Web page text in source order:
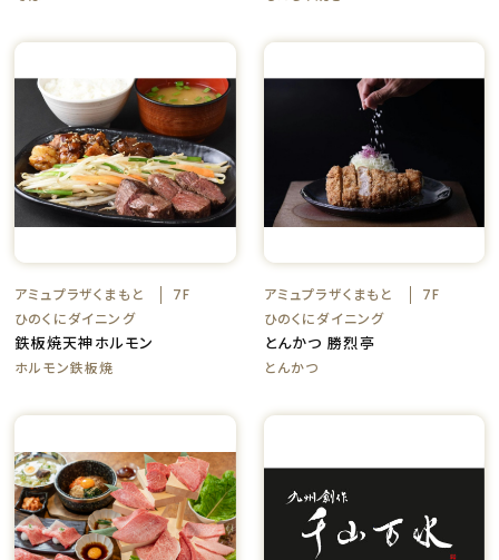
アミュプラザくまもと
7F
ひのくにダイニング
鉄板焼天神ホルモン
ホルモン鉄板焼
アミュプラザくまもと
7F
ひのくにダイニング
とんかつ 勝烈亭
とんかつ